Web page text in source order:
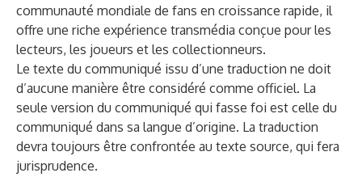
communauté mondiale de fans en croissance rapide, il
offre une riche expérience transmédia conçue pour les
lecteurs, les joueurs et les collectionneurs.
Le texte du communiqué issu d’une traduction ne doit
d’aucune manière être considéré comme officiel. La
seule version du communiqué qui fasse foi est celle du
communiqué dans sa langue d’origine. La traduction
devra toujours être confrontée au texte source, qui fera
jurisprudence.